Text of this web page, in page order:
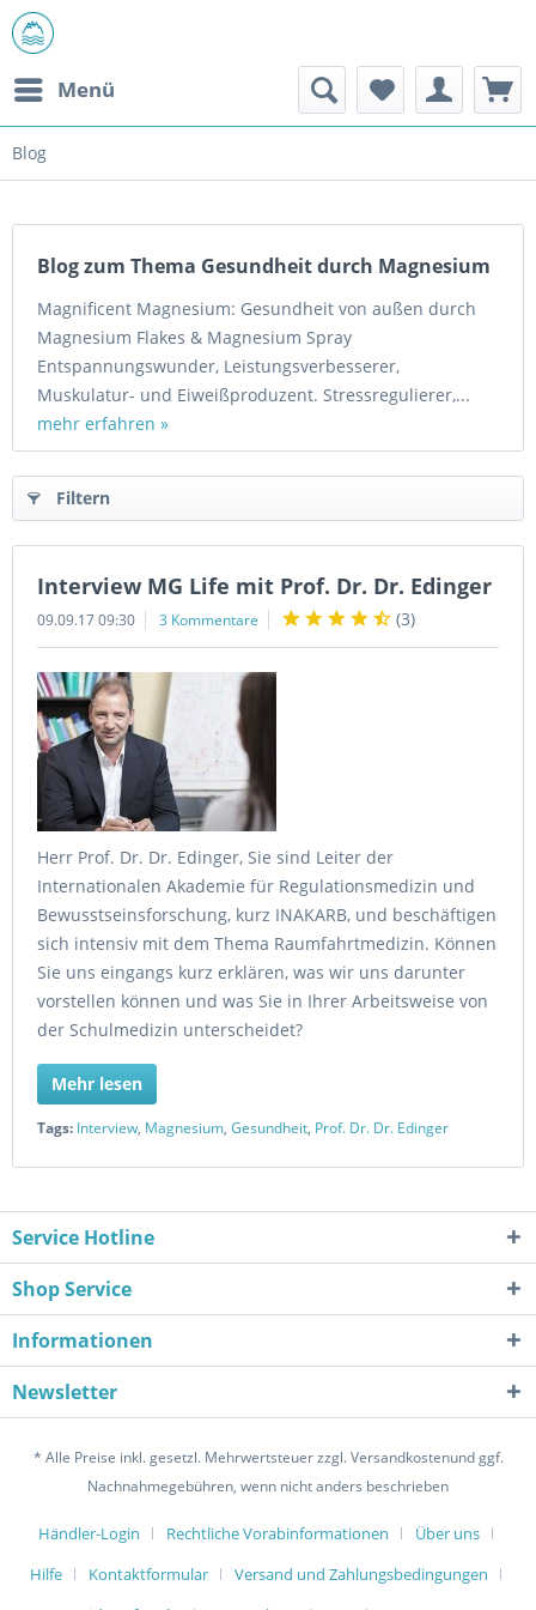
Menü
Blog
Blog zum Thema Gesundheit durch Magnesium
Magnificent Magnesium: Gesundheit von außen durch
Magnesium Flakes & Magnesium Spray
Entspannungswunder, Leistungsverbesserer,
Muskulatur- und Eiweißproduzent. Stressregulierer,...
mehr erfahren »
Filtern
Interview MG Life mit Prof. Dr. Dr. Edinger
09.09.17 09:30 3 Kommentare (3)
Herr Prof. Dr. Dr. Edinger, Sie sind Leiter der
Internationalen Akademie für Regulationsmedizin und
Bewusstseinsforschung, kurz INAKARB, und beschäftigen
sich intensiv mit dem Thema Raumfahrtmedizin. Können
Sie uns eingangs kurz erklären, was wir uns darunter
vorstellen können und was Sie in Ihrer Arbeitsweise von
der Schulmedizin unterscheidet?
Mehr lesen
Tags: Interview, Magnesium, Gesundheit, Prof. Dr. Dr. Edinger
Service Hotline
Shop Service
Informationen
Newsletter
* Alle Preise inkl. gesetzl. Mehrwertsteuer zzgl. Versandkostenund ggf.
Nachnahmegebühren, wenn nicht anders beschrieben
Händler-Login Rechtliche Vorabinformationen
Über uns
Hilfe
Kontaktformular
Versand und Zahlungsbedingungen